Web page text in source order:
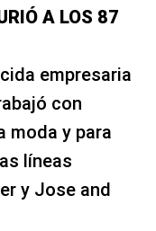
A LOS 87
empresaria
con
moda y para
líneas
y Jose and